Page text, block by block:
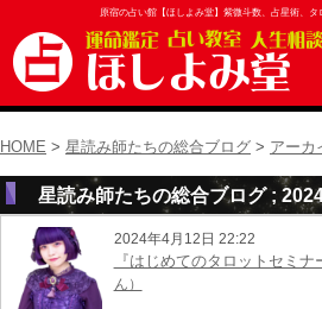
原宿の占い館【ほしよみ堂】紫微斗数、占星術、
HOME > 星読み師たちの総合ブログ > アーカ
星読み師たちの総合ブログ ;
2024年4月12日 22:22
『はじめてのタロットセミ
ん）